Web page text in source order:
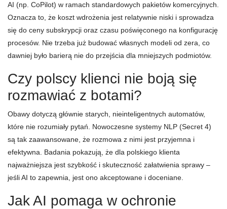
AI (np. CoPilot) w ramach standardowych pakietów komercyjnych.
Oznacza to, że koszt wdrożenia jest relatywnie niski i sprowadza
się do ceny subskrypcji oraz czasu poświęconego na konfigurację
procesów. Nie trzeba już budować własnych modeli od zera, co
dawniej było barierą nie do przejścia dla mniejszych podmiotów.
Czy polscy klienci nie boją się
rozmawiać z botami?
Obawy dotyczą głównie starych, nieinteligentnych automatów,
które nie rozumiały pytań. Nowoczesne systemy NLP (Secret 4)
są tak zaawansowane, że rozmowa z nimi jest przyjemna i
efektywna. Badania pokazują, że dla polskiego klienta
najważniejsza jest szybkość i skuteczność załatwienia sprawy –
jeśli AI to zapewnia, jest ono akceptowane i doceniane.
Jak AI pomaga w ochronie